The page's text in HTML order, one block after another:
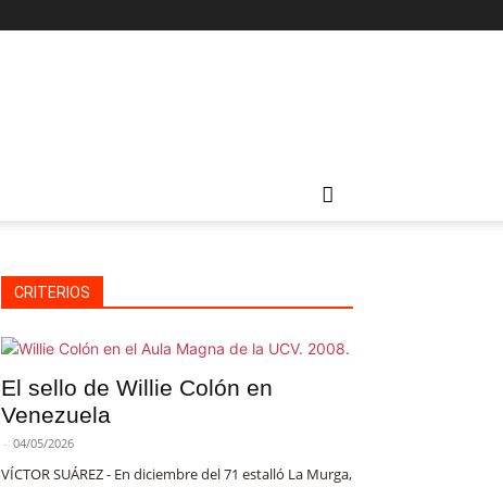
CRITERIOS
El sello de Willie Colón en
Venezuela
- 04/05/2026
VÍCTOR SUÁREZ - En diciembre del 71 estalló La Murga,